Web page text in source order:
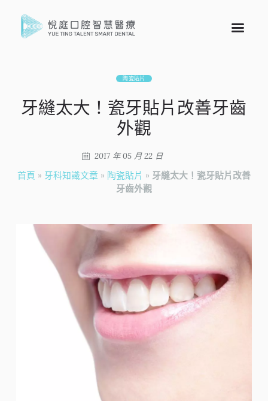
陶瓷貼片
牙縫太大！瓷牙貼片改善牙齒
外觀
2017 年 05 月 22 日
首頁 » 牙科知識文章 » 陶瓷貼片 » 牙縫太大！瓷牙貼片改善
牙齒外觀